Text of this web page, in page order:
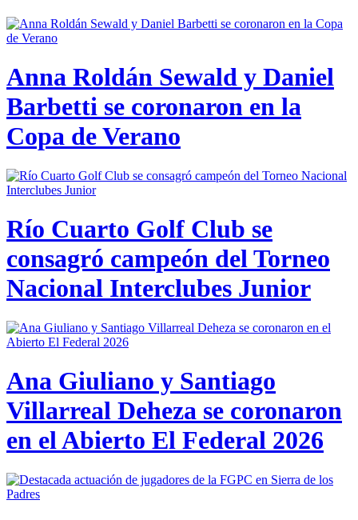
Anna Roldán Sewald y Daniel
Barbetti se coronaron en la
Copa de Verano
Río Cuarto Golf Club se
consagró campeón del Torneo
Nacional Interclubes Junior
Ana Giuliano y Santiago
Villarreal Deheza se coronaron
en el Abierto El Federal 2026